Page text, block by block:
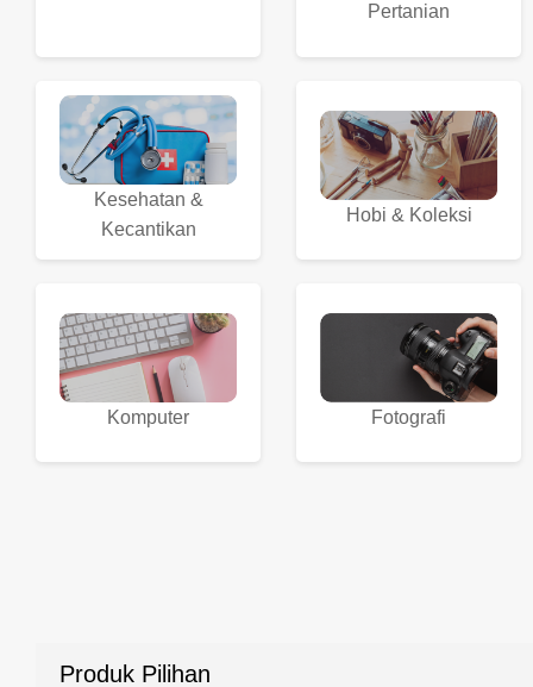
Pertanian
Kesehatan &
Kecantikan
Hobi & Koleksi
Komputer Fotografi
Produk Pilihan